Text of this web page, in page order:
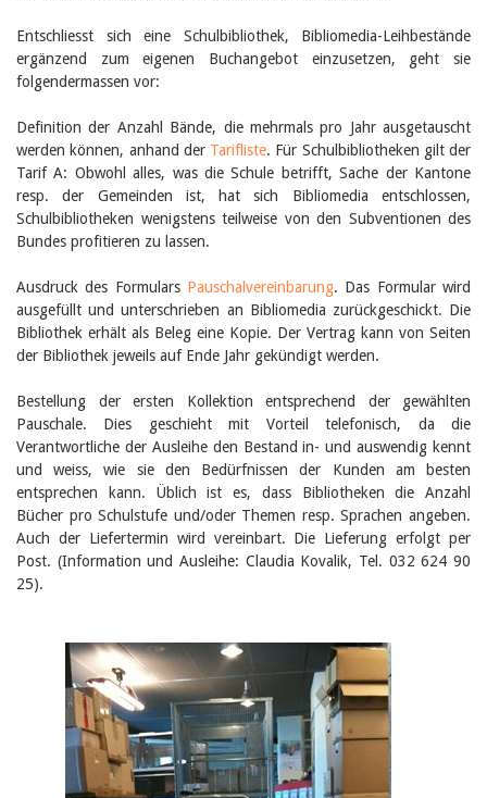
Entschliesst sich eine Schulbibliothek, Bibliomedia-Leihbestände
ergänzend zum eigenen Buchangebot einzusetzen, geht sie
folgendermassen vor:
Definition der Anzahl Bände, die mehrmals pro Jahr ausgetauscht
werden können, anhand der Tarifliste. Für Schulbibliotheken gilt der
Tarif A: Obwohl alles, was die Schule betrifft, Sache der Kantone
resp. der Gemeinden ist, hat sich Bibliomedia entschlossen,
Schulbibliotheken wenigstens teilweise von den Subventionen des
Bundes profitieren zu lassen.
Ausdruck des Formulars Pauschalvereinbarung. Das Formular wird
ausgefüllt und unterschrieben an Bibliomedia zurückgeschickt. Die
Bibliothek erhält als Beleg eine Kopie. Der Vertrag kann von Seiten
der Bibliothek jeweils auf Ende Jahr gekündigt werden.
Bestellung der ersten Kollektion entsprechend der gewählten
Pauschale. Dies geschieht mit Vorteil telefonisch, da die
Verantwortliche der Ausleihe den Bestand in- und auswendig kennt
und weiss, wie sie den Bedürfnissen der Kunden am besten
entsprechen kann. Üblich ist es, dass Bibliotheken die Anzahl
Bücher pro Schulstufe und/oder Themen resp. Sprachen angeben.
Auch der Liefertermin wird vereinbart. Die Lieferung erfolgt per
Post. (Information und Ausleihe: Claudia Kovalik, Tel. 032 624 90
25).